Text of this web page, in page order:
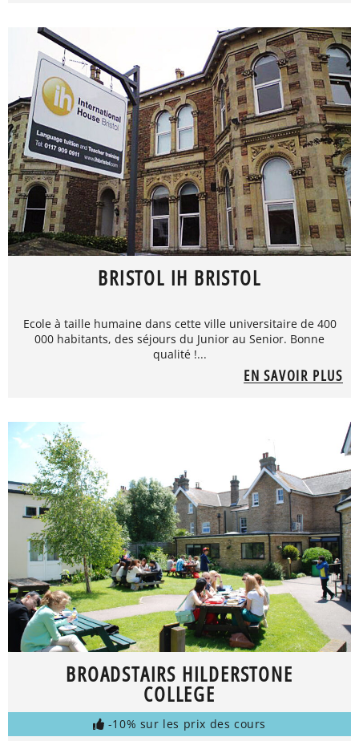
BRISTOL IH BRISTOL
Ecole à taille humaine dans cette ville universitaire de 400
000 habitants, des séjours du Junior au Senior. Bonne
qualité !...
EN SAVOIR PLUS
BROADSTAIRS HILDERSTONE
COLLEGE
-10% sur les prix des cours